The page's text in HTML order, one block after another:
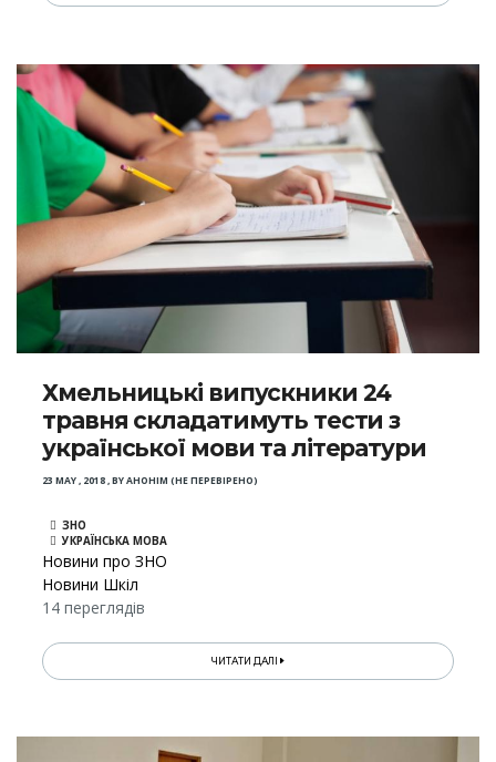
Хмельницькі випускники 24
травня складатимуть тести з
української мови та літератури
23 MAY , 2018,BYАНОНІМ (НЕ ПЕРЕВІРЕНО)
ЗНО
УКРАЇНСЬКА МОВА
Новини про ЗНО
Новини Шкіл
14 переглядів
ЧИТАТИ ДАЛІ